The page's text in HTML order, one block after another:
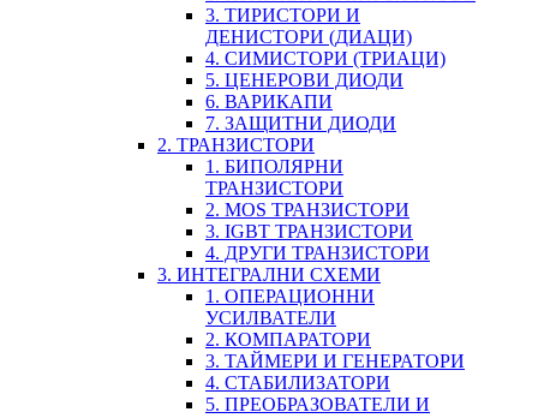
3. ТИРИСТОРИ И
ДЕНИСТОРИ (ДИАЦИ)
4. СИМИСТОРИ (ТРИАЦИ)
5. ЦЕНЕРОВИ ДИОДИ
6. ВАРИКАПИ
7. ЗАЩИТНИ ДИОДИ
2. ТРАНЗИСТОРИ
1. БИПОЛЯРНИ
ТРАНЗИСТОРИ
2. MOS ТРАНЗИСТОРИ
3. IGBT ТРАНЗИСТОРИ
4. ДРУГИ ТРАНЗИСТОРИ
3. ИНТЕГРАЛНИ СХЕМИ
1. ОПЕРАЦИОННИ
УСИЛВАТЕЛИ
2. КОМПАРАТОРИ
3. ТАЙМЕРИ И ГЕНЕРАТОРИ
4. СТАБИЛИЗАТОРИ
5. ПРЕОБРАЗОВАТЕЛИ И